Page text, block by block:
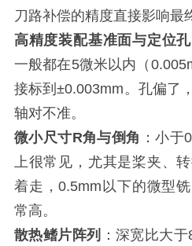
刀路补偿的精度直接影响最
高精度装配基准面与定位孔
一般都在5微米以内（
接标到±0.003mm。孔偏了
轴对不准。
微小尺寸R角与倒角 ：小
上很常见，尤其是桨夹、
着走，0.5mm以下的微型
常高。
散热鳍片阵列
：深宽比大